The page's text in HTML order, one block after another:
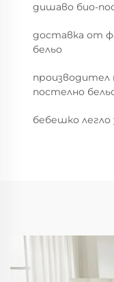
дишаво био-
доставка от
бельо
производител
постелно
бебешко